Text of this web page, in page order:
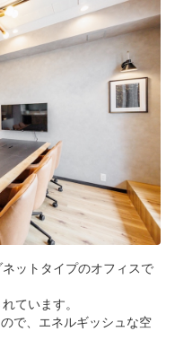
ットタイプのオフィスで
ています。
で、エネルギッシュな空